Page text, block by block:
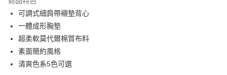
Apple Pay
街口支付
悠遊付
AFTEE先享後付
可調式細肩帶襯墊背心
一體成形胸墊
超柔軟莫代爾棉質布料
素面簡約風格
清爽色系5色可選